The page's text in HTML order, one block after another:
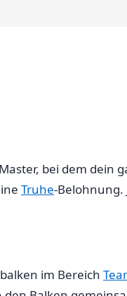
bei dem
Truhe-Belohnung.
im Bereich